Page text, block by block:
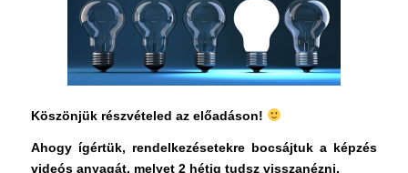
Köszönjük részvételed az előadáson!
Ahogy ígértük, rendelkezésetekre bocsájtuk a képzés
videós anyagát, melyet 2 hétig tudsz visszanézni.